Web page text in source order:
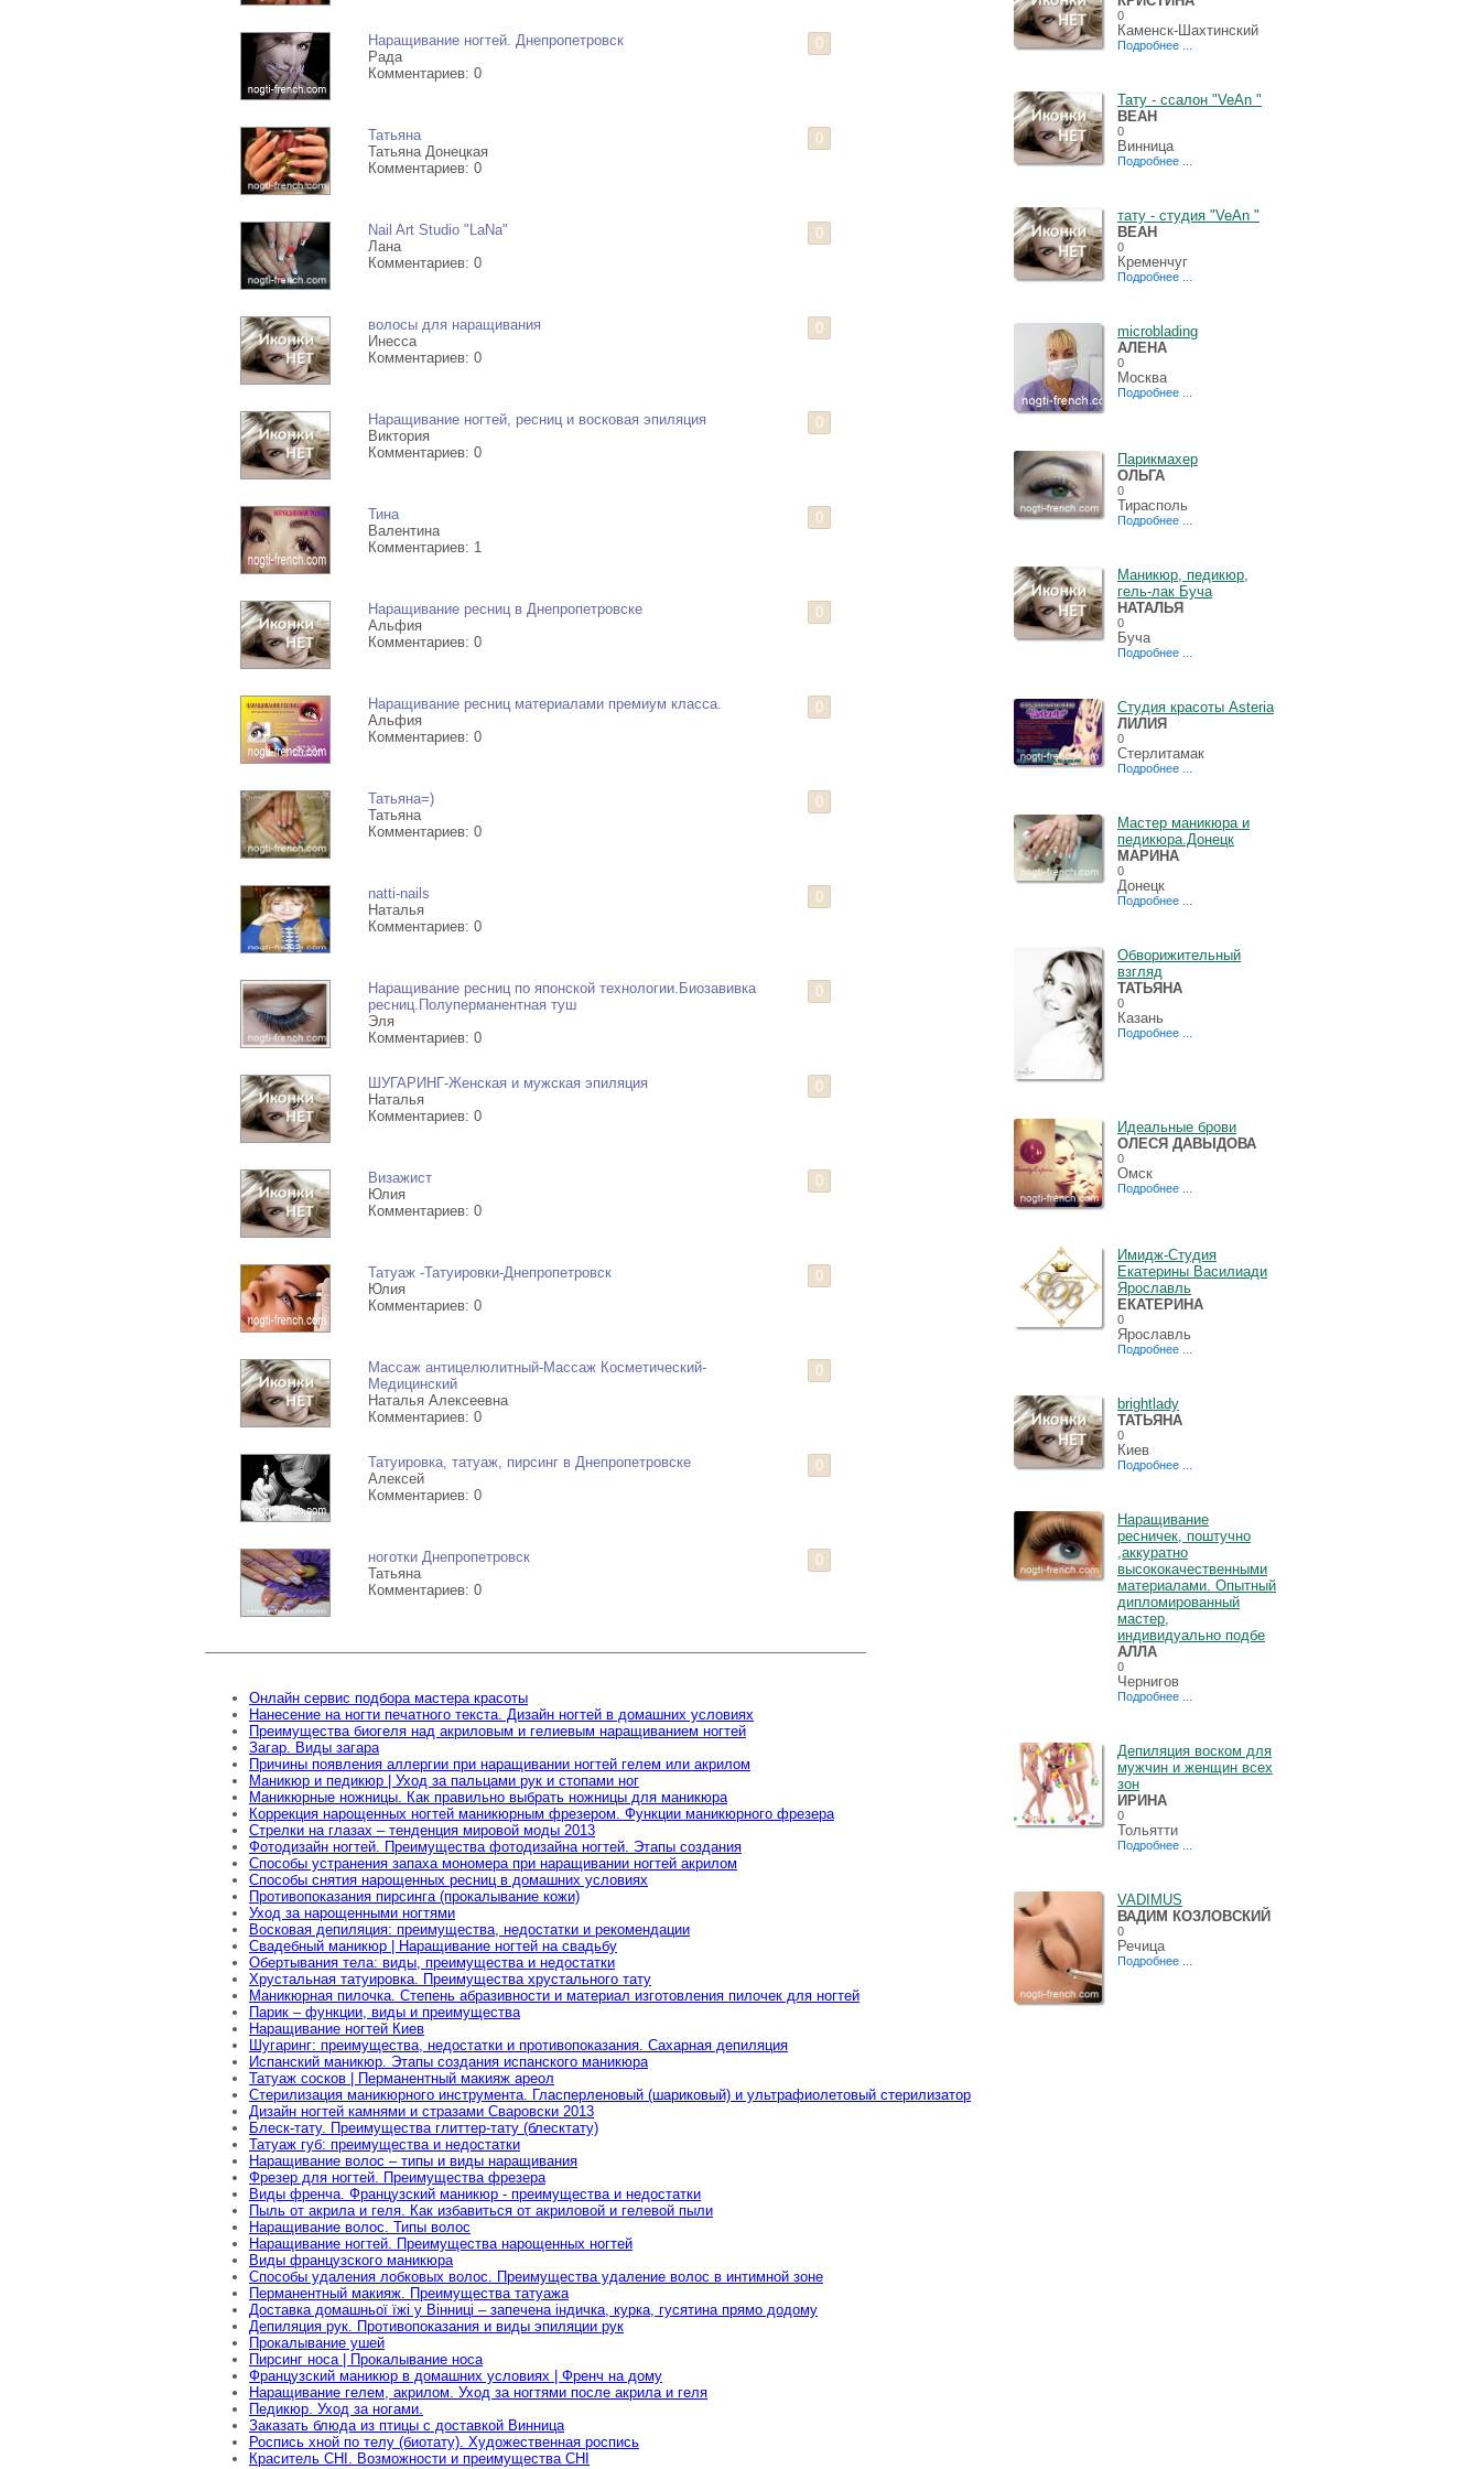
Наращивание ногтей. Днепропетровск
Рада
Комментариев: 0
0
Татьяна
Татьяна Донецкая
Комментариев: 0
0
Nail Art Studio "LaNa"
Лана
Комментариев: 0
0
волосы для наращивания
Инесса
Комментариев: 0
0
Наращивание ногтей, ресниц и восковая эпиляция
Виктория
Комментариев: 0
0
Тина
Валентина
Комментариев: 1
0
Наращивание ресниц в Днепропетровске
Альфия
Комментариев: 0
0
Наращивание ресниц материалами премиум класса.
Альфия
Комментариев: 0
0
Татьяна=)
Татьяна
Комментариев: 0
0
natti-nails
Наталья
Комментариев: 0
0
Наращивание ресниц по японской технологии.Биозавивка
ресниц.Полуперманентная туш
Эля
Комментариев: 0
0
ШУГАРИНГ-Женская и мужская эпиляция
Наталья
Комментариев: 0
0
Визажист
Юлия
Комментариев: 0
0
Татуаж -Татуировки-Днепропетровск
Юлия
Комментариев: 0
0
Массаж антицелюлитный-Массаж Косметический-
Медицинский
Наталья Алексеевна
Комментариев: 0
0
Татуировка, татуаж, пирсинг в Днепропетровске
Алексей
Комментариев: 0
0
ноготки Днепропетровск
Татьяна
Комментариев: 0
0
Онлайн сервис подбора мастера красоты
Нанесение на ногти печатного текста. Дизайн ногтей в домашних условиях
Преимущества биогеля над акриловым и гелиевым наращиванием ногтей
Загар. Виды загара
Причины появления аллергии при наращивании ногтей гелем или акрилом
Маникюр и педикюр | Уход за пальцами рук и стопами ног
Маникюрные ножницы. Как правильно выбрать ножницы для маникюра
Коррекция нарощенных ногтей маникюрным фрезером. Функции маникюрного фрезера
Стрелки на глазах – тенденция мировой моды 2013
Фотодизайн ногтей. Преимущества фотодизайна ногтей. Этапы создания
Способы устранения запаха мономера при наращивании ногтей акрилом
Способы снятия нарощенных ресниц в домашних условиях
Противопоказания пирсинга (прокалывание кожи)
Уход за нарощенными ногтями
Восковая депиляция: преимущества, недостатки и рекомендации
Свадебный маникюр | Наращивание ногтей на свадьбу
Обертывания тела: виды, преимущества и недостатки
Хрустальная татуировка. Преимущества хрустального тату
Маникюрная пилочка. Степень абразивности и материал изготовления пилочек для ногтей
Парик – функции, виды и преимущества
Наращивание ногтей Киев
Шугаринг: преимущества, недостатки и противопоказания. Сахарная депиляция
Испанский маникюр. Этапы создания испанского маникюра
Татуаж сосков | Перманентный макияж ареол
Стерилизация маникюрного инструмента. Гласперленовый (шариковый) и ультрафиолетовый стерилизатор
Дизайн ногтей камнями и стразами Сваровски 2013
Блеск-тату. Преимущества глиттер-тату (блесктату)
Татуаж губ: преимущества и недостатки
Наращивание волос – типы и виды наращивания
Фрезер для ногтей. Преимущества фрезера
Виды френча. Французский маникюр - преимущества и недостатки
Пыль от акрила и геля. Как избавиться от акриловой и гелевой пыли
Наращивание волос. Типы волос
Наращивание ногтей. Преимущества нарощенных ногтей
Виды французского маникюра
Способы удаления лобковых волос. Преимущества удаление волос в интимной зоне
Перманентный макияж. Преимущества татуажа
Доставка домашньої їжі у Вінниці – запечена індичка, курка, гусятина прямо додому
Депиляция рук. Противопоказания и виды эпиляции рук
Прокалывание ушей
Пирсинг носа | Прокалывание носа
Французский маникюр в домашних условиях | Френч на дому
Наращивание гелем, акрилом. Уход за ногтями после акрила и геля
Педикюр. Уход за ногами.
Заказать блюда из птицы с доставкой Винница
Роспись хной по телу (биотату). Художественная роспись
Краситель CHI. Возможности и преимущества CHI
0
Каменск-Шахтинский
Подробнее ...
Тату - cсалон "VeAn "
ВЕАН
0
Винница
Подробнее ...
тату - cтудия "VeAn "
ВЕАН
0
Кременчуг
Подробнее ...
microblading
АЛЕНА
0
Москва
Подробнее ...
Парикмахер
ОЛЬГА
0
Тирасполь
Подробнее ...
Маникюр, педикюр,
гель-лак Буча
НАТАЛЬЯ
0
Буча
Подробнее ...
Студия красоты Asteria
ЛИЛИЯ
0
Стерлитамак
Подробнее ...
Мастер маникюра и
педикюра.Донецк
МАРИНА
0
Донецк
Подробнее ...
Обворижительный
взгляд
ТАТЬЯНА
0
Казань
Подробнее ...
Идеальные брови
ОЛЕСЯ ДАВЫДОВА
0
Омск
Подробнее ...
Имидж-Студия
Екатерины Василиади
Ярославль
ЕКАТЕРИНА
0
Ярославль
Подробнее ...
brightlady
ТАТЬЯНА
0
Киев
Подробнее ...
Наращивание
ресничек, поштучно
,аккуратно
высококачественными
материалами. Опытный
дипломированный
мастер,
индивидуально подбе
АЛЛА
0
Чернигов
Подробнее ...
Депиляция воском для
мужчин и женщин всех
зон
ИРИНА
0
Тольятти
Подробнее ...
VADIMUS
ВАДИМ КОЗЛОВСКИЙ
0
Речица
Подробнее ...